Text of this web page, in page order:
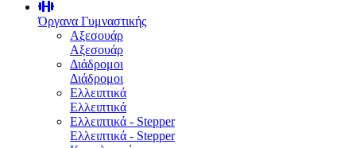
Όργανα Γυμναστικής
Αξεσουάρ
Αξεσουάρ
Διάδρομοι
Διάδρομοι
Ελλειπτικά
Ελλειπτικά
Ελλειπτικά - Stepper
Ελλειπτικά - Stepper